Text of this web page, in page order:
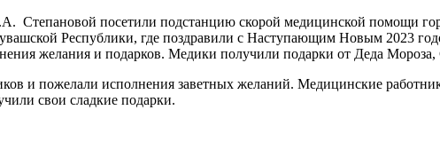
Степановой посетили подстанцию скорой медицинской помощи
Республики, где поздравили с Наступающим Новым 2023
желания и подарков. Медики получили подарки от Деда
и пожелали исполнения заветных желаний. Медицинские
свои сладкие подарки.